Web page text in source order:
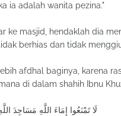
ia adalah wanita pezina."
ke masjid, hendaklah dia
berhias dan tidak
afdhal baginya, karena
di dalam shahih Ibnu
لَا تَمْنَعُوا إِمَاءَ اللَّهِ مَسَاجِدَ